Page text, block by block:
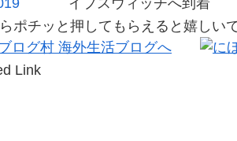
ポチッと押してもらえると嬉しい
Link